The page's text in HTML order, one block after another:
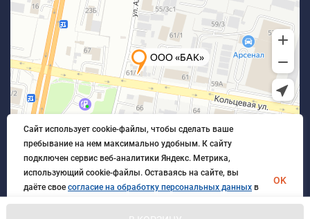
Сайт использует cookie-файлы, чтобы сделать ваше
пребывание на нем максимально удобным. К cайту
подключен сервис веб-аналитики Яндекс. Метрика,
использующий cookie-файлы. Оставаясь на сайте, вы
даёте свое согласие на обработку персональных данных в
порядке, указанном вПолитике обработки персональных
OK